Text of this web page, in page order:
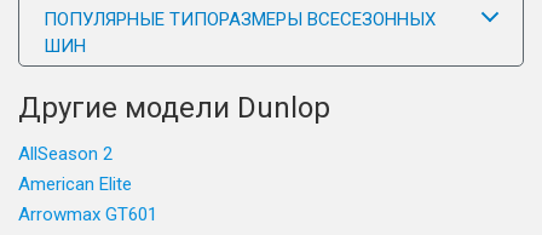
ПОПУЛЯРНЫЕ ТИПОРАЗМЕРЫ ВСЕСЕЗОННЫХ
ШИН
Другие модели Dunlop
AllSeason 2
American Elite
Arrowmax GT601